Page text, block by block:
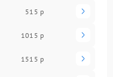
515 р
1015 р
1515 р